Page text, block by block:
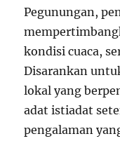
Pegunungan,
kondisi cuaca,
Disarankan
lokal yang
adat istiadat
pengalaman